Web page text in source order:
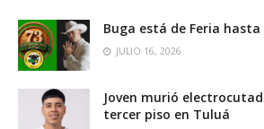
Buga está de Feria hasta
JULIO 16, 2026
Joven murió
tercer piso en Tuluá